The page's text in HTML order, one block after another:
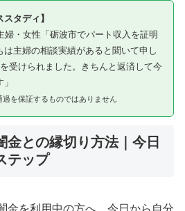
タディ】
婦・女性「砺波市でパート収入を証明
は主婦の相談実績があると聞いて申し
受けられました。きちんと返済して今
を保証するものではありません
金との縁切り方法｜今日
テップ